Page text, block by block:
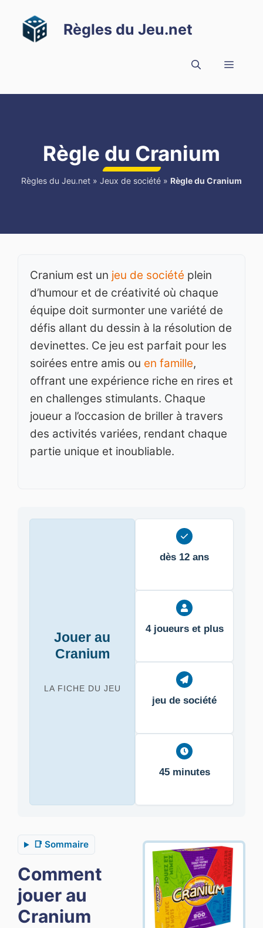
contenu
Règles du Jeu.net
Menu
Règle du Cranium
Règles du Jeu.net » Jeux de société » Règle du Cranium
Cranium est un jeu de société plein
d’humour et de créativité où chaque
équipe doit surmonter une variété de
défis allant du dessin à la résolution de
devinettes. Ce jeu est parfait pour les
soirées entre amis ou en famille,
offrant une expérience riche en rires et
en challenges stimulants. Chaque
joueur a l’occasion de briller à travers
des activités variées, rendant chaque
partie unique et inoubliable.
Jouer au
Cranium
LA FICHE DU JEU
dès 12 ans
4 joueurs et plus
jeu de société
45 minutes
📑 Sommaire
Comment
jouer au
Cranium